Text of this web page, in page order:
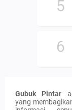
Gubuk Pintar
yang